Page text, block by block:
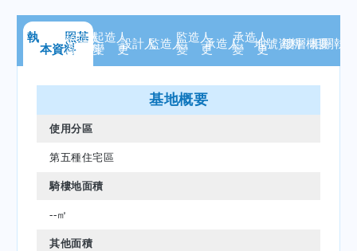
執 照基
本資料
起造人
資 料
起造人
變 更設計人監造人監造人
變 更承造人承造人
變 更
地號資料
樓層概要
相關執
基地概要
使用分區
第五種住宅區
騎樓地面積
--㎡
其他面積